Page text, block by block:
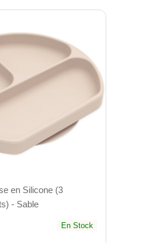
en Silicone (3
- Sable
En Stock